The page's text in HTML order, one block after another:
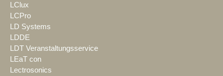
LClux
LCPro
LD Systems
LDDE
LDT Veranstaltungsservice
LEaT con
Lectrosonics